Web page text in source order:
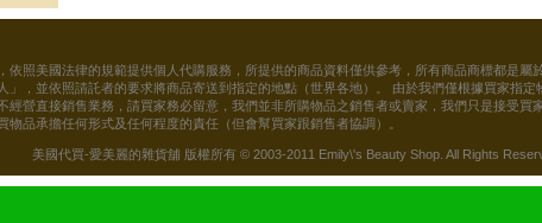
依照美國法律的規範提供個人代購服務，所提供的商品資料僅供參考，所有商品商標都是
」，並依照請託者的要求將商品寄送到指定的地點（世界各地）。 由於我們僅根據買家指
經營直接銷售業務，請買家務必留意，我們並非所購物品之銷售者或賣家，我們只是接受
物品承擔任何形式及任何程度的責任（但會幫買家跟銷售者協調）。
美國代買-愛美麗的雜貨舖 版權所有 © 2003-2011 Emily\'s Beauty Shop. All Rights